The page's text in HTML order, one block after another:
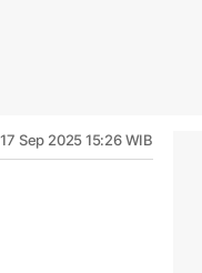
Sep 2025 15:26 WIB